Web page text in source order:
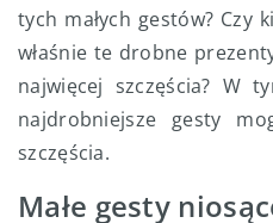
tych małych gestów? Czy
właśnie te drobne
najwięcej szczęścia? W
najdrobniejsze gesty
szczęścia.
Małe gesty